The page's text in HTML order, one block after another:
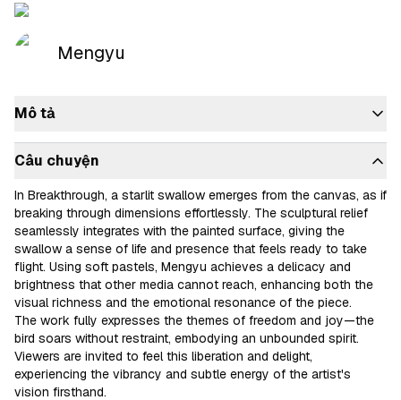
Mengyu
Mô tả
Câu chuyện
In Breakthrough, a starlit swallow emerges from the canvas, as if
breaking through dimensions effortlessly. The sculptural relief
seamlessly integrates with the painted surface, giving the
swallow a sense of life and presence that feels ready to take
flight. Using soft pastels, Mengyu achieves a delicacy and
brightness that other media cannot reach, enhancing both the
visual richness and the emotional resonance of the piece.
The work fully expresses the themes of freedom and joy—the
bird soars without restraint, embodying an unbounded spirit.
Viewers are invited to feel this liberation and delight,
experiencing the vibrancy and subtle energy of the artist's